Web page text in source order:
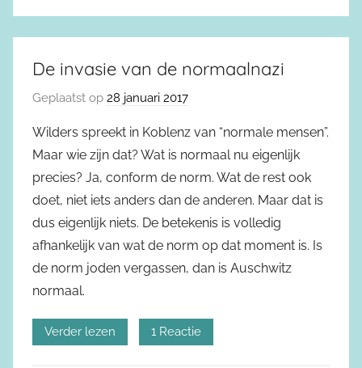
De invasie van de normaalnazi
Geplaatst op 28 januari 2017
Wilders spreekt in Koblenz van “normale mensen”.
Maar wie zijn dat? Wat is normaal nu eigenlijk
precies? Ja, conform de norm. Wat de rest ook
doet, niet iets anders dan de anderen. Maar dat is
dus eigenlijk niets. De betekenis is volledig
afhankelijk van wat de norm op dat moment is. Is
de norm joden vergassen, dan is Auschwitz
normaal.
Verder lezen 1 Reactie